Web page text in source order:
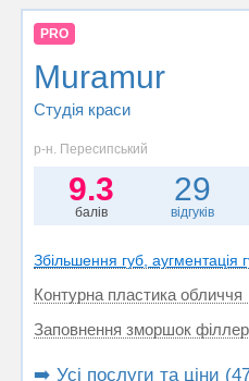
PRO
Muramur
Студія краси
р-н. Пересипський
9.3
балів
29
відгуків
Збільшення губ, аугментація
Контурна пластика обличчя
Заповнення зморшок
➡️ Усі послуги та ціни